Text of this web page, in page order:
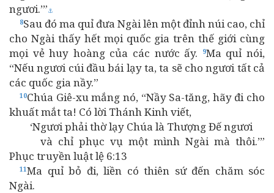
ngươi.’”⚓
8Sau đó ma quỉ đưa Ngài lên một đỉnh núi cao, chỉ
cho Ngài thấy hết mọi quốc gia trên thế giới cùng
mọi vẻ huy hoàng của các nước ấy.
9Ma quỉ nói,
“Nếu ngươi cúi đầu bái lạy ta, ta sẽ cho ngươi tất cả
các quốc gia nầy.”
10Chúa Giê-xu mắng nó, “Nầy Sa-tăng, hãy đi cho
khuất mắt ta! Có lời Thánh Kinh viết,
‘Ngươi phải thờ lạy Chúa là Thượng Đế ngươi
và chỉ phục vụ một mình Ngài mà thôi.’”
Phục truyền luật lệ 6:13
11Ma quỉ bỏ đi, liền có thiên sứ đến chăm sóc
Ngài.